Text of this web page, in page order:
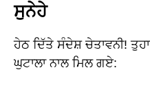
ਸੁਨੇਹੇ
ਹੇਠ ਦਿੱਤੇ ਸੰਦੇਸ਼ ਚੇਤਾਵਨੀ!
ਘੁਟਾਲਾ ਨਾਲ ਮਿਲ ਗਏ: